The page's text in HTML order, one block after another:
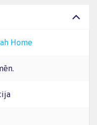
Home